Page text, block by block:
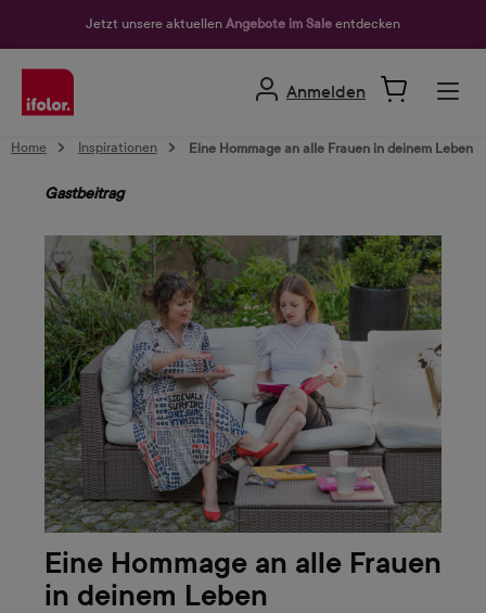
Jetzt unsere aktuellen Angebote im Sale entdecken
Anmelden
Home Inspirationen Eine Hommage an alle Frauen in deinem Leben
Gastbeitrag
Eine Hommage an alle Frauen
in deinem Leben